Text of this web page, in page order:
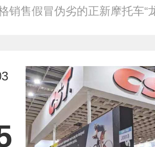
销售假冒伪劣的正新摩托车“